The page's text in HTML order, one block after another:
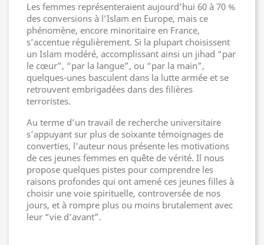
Les femmes représenteraient aujourd’hui 60 à 70 %
des conversions à l’Islam en Europe, mais ce
phénomène, encore minoritaire en France,
s’accentue régulièrement. Si la plupart choisissent
un Islam modéré, accomplissant ainsi un jihad “par
le cœur”, “par la langue”, ou “par la main”,
quelques-unes basculent dans la lutte armée et se
retrouvent embrigadées dans des filières
terroristes.
Au terme d’un travail de recherche universitaire
s’appuyant sur plus de soixante témoignages de
converties, l’auteur nous présente les motivations
de ces jeunes femmes en quête de vérité. Il nous
propose quelques pistes pour comprendre les
raisons profondes qui ont amené ces jeunes filles à
choisir une voie spirituelle, controversée de nos
jours, et à rompre plus ou moins brutalement avec
leur “vie d’avant”.